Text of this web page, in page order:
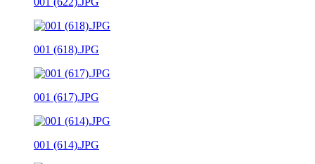
001 (618).JPG
001 (617).JPG
001 (614).JPG